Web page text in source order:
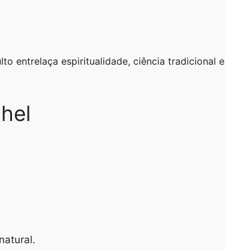
entrelaça espiritualidade, ciência tradicional e